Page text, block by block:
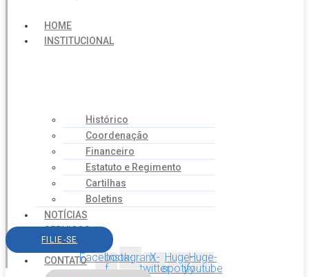
HOME
INSTITUCIONAL
Histórico
Coordenação
Financeiro
Estatuto e Regimento
Cartilhas
Boletins
NOTÍCIAS
SERVIÇOS
AGENDA
CONTATO
FILIE-SE
Facebook-
f
InstagramX-
twitter
Huge-
spotify
Huge-
youtube